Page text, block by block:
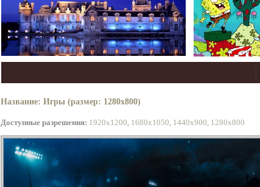
Название: Игры (размер: 1280x800)
Доступные разрешения: 1920x1200, 1680x1050, 1440x900, 1280x800